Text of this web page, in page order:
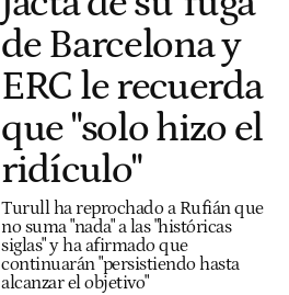
de Barcelona y
ERC le recuerda
que "solo hizo el
ridículo"
Turull ha reprochado a Rufián que
no suma "nada" a las "históricas
siglas" y ha afirmado que
continuarán "persistiendo hasta
alcanzar el objetivo"